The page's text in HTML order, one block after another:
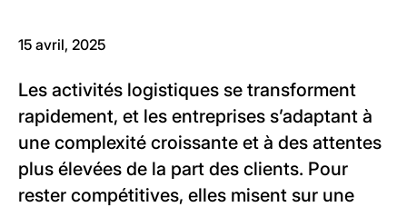
15 avril, 2025
Les activités logistiques se transforment
rapidement, et les entreprises s’adaptant à
une complexité croissante et à des attentes
plus élevées de la part des clients. Pour
rester compétitives, elles misent sur une